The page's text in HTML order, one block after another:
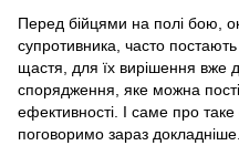
Перед бійцями на полі бою,
супротивника, часто
щастя, для їх вирішення вже
спорядження, яке можна
ефективності. І саме про
поговоримо зараз докладніше.